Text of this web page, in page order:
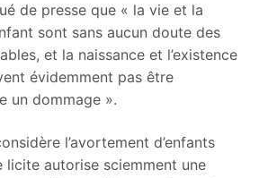
de presse que « la vie et la
sont sans aucun doute des
et la naissance et l’existence
évidemment pas être
un dommage ».
l’avortement d’enfants
licite autorise sciemment une